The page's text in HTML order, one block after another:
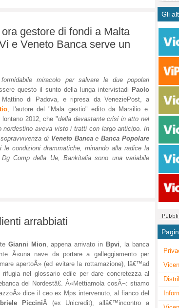
gestore di fondi a Malta
e Veneto Banca serve un
miracolo per salvare le due popolari
questo il sunto della lunga intervistadi Paolo
di Padova, e ripresa da VeneziePost, a
, l'autore del "Mala gestio" edito da Marsilio e
lontano 2012, che "della devastante crisi in atto nel
nordestino aveva visto i tratti con largo anticipo. In
di Veneto BancaeBanca Popolare
condizioni drammatiche, minando alla radice la
Comp della Ue, Bankitalia sono una variabile
arrabbiati
Gianni Mion, appena arrivato in Bpvi, la banca
Â«una nave da portare a galleggiamento per
apertoÂ» (ed evitare la rottamazione), lâ€™ad
nel glossario edile per dare concretezza al
del Nordestâ€. Â«Mettiamola cosÃ¬: stiamo
dice il ceo ex Mps intervenuto, al fianco del
PicciniÂ (ex Unicredit), allâ€™incontro a
pace
fatto
dei
Gli